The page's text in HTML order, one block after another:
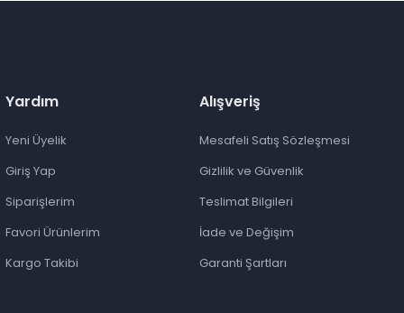
Yardım
Yeni Üyelik
Giriş Yap
Siparişlerim
Favori Ürünlerim
Kargo Takibi
Alışveriş
Mesafeli Satış Sözleşmesi
Gizlilik ve Güvenlik
Teslimat Bilgileri
İade ve Değişim
Garanti Şartları